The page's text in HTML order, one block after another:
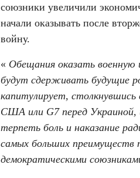
союзники увеличили
начали оказывать после
войну.
« Обещания оказать военную
будут сдерживать будущие
капитулирует, столкнувшись
США или G7 перед Украиной,
терпеть боль и наказание
самых больших
демократическими